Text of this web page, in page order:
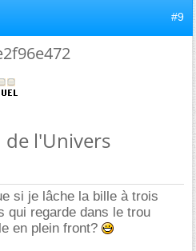
#9
de l'Univers
si je lâche la bille à trois
qui regarde dans le trou
en plein front?